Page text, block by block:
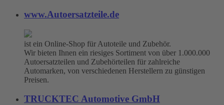
www.Autoersatzteile.de
ist ein Online-Shop für Autoteile und Zubehör.
Wir bieten Ihnen ein riesiges Sortiment von über 1.000.000
Autoersatzteilen und Zubehörteilen für zahlreiche
Automarken, von verschiedenen Herstellern zu günstigen
Preisen.
TRUCKTEC Automotive GmbH